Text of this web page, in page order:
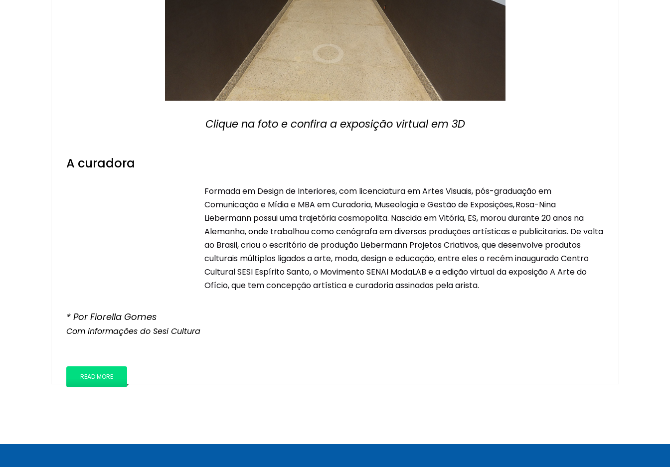
Clique na foto e confira a exposição virtual em 3D
A curadora
Formada em Design de Interiores, com licenciatura em Artes Visuais, pós-graduação em
Comunicação e Mídia e MBA em Curadoria, Museologia e Gestão de Exposições, Rosa-Nina
Liebermann possui uma trajetória cosmopolita. Nascida em Vitória, ES, morou durante 20 anos na
Alemanha, onde trabalhou como cenógrafa em diversas produções artísticas e publicitarias. De volta
ao Brasil, criou o escritório de produção Liebermann Projetos Criativos, que desenvolve produtos
culturais múltiplos ligados a arte, moda, design e educação, entre eles o recém inaugurado Centro
Cultural SESI Espírito Santo, o Movimento SENAI ModaLAB e a edição virtual da exposição A Arte do
Ofício, que tem concepção artística e curadoria assinadas pela arista.
* Por Fiorella Gomes
Com informações do Sesi Cultura
READ MORE